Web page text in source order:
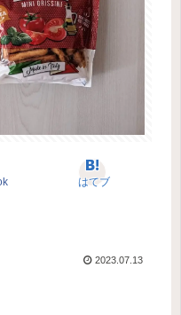
はてブ
2023.07.13